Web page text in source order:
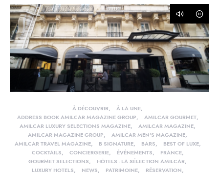
À DÉCOUVRIR
À LA UNE
ADDRESS BOOK AMILCAR MAGAZINE GROUP
AMILCAR GOURMET
AMILCAR LUXURY SELECTIONS MAGAZINE
AMILCAR MAGAZINE
AMILCAR MAGAZINE GROUP
AMILCAR MEN'S MAGAZINE
AMILCAR TRAVEL MAGAZINE
B SIGNATURE BARS
BEST OF LUXE
COCKTAILS
CONCIERGERIE ÉVÉNEMENTS
FRANCE
GOURMET SELECTIONS
HÔTELS - LA SÉLECTION AMILCAR
LUXURY HOTELS
NEWS PATRIMOINE
RÉSERVATION